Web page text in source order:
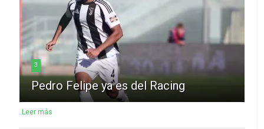
3
Pedro Felipe ya es del Racing
Leer más